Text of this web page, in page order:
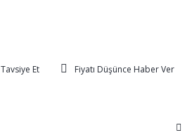
Tavsiye Et
Fiyatı Düşünce Haber Ver